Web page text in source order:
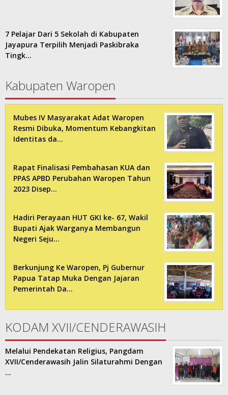
7 Pelajar Dari 5 Sekolah di Kabupaten
Jayapura Terpilih Menjadi Paskibraka
Tingk…
Kabupaten Waropen
Mubes IV Masyarakat Adat Waropen
Resmi Dibuka, Momentum Kebangkitan
Identitas da…
Rapat Finalisasi Pembahasan KUA dan
PPAS APBD Perubahan Waropen Tahun
2023 Disep…
Hadiri Perayaan HUT GKI ke- 67, Wakil
Bupati Ajak Warganya Membangun
Negeri Seju…
Berkunjung Ke Waropen, Pj Gubernur
Papua Tatap Muka Dengan Jajaran
Pemerintah Da…
KODAM XVII/CENDERAWASIH
Melalui Pendekatan Religius, Pangdam
XVII/Cenderawasih Jalin Silaturahmi Dengan
…